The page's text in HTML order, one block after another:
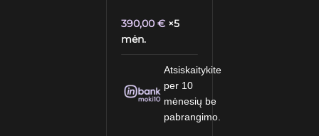
390,00€ ×5
mėn.
Atsiskaitykite
per 10
mėnesių be
pabrangimo.